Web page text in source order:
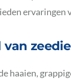
haaien,